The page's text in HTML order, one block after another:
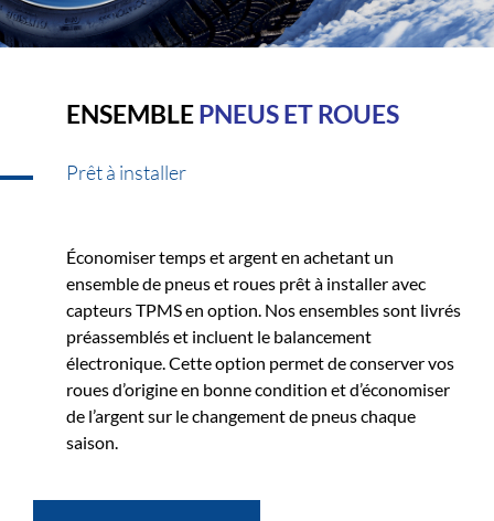
ENSEMBLEPNEUS ET ROUES
Prêt à installer
Économiser temps et argent en achetant un
ensemble de pneus et roues prêt à installer avec
capteurs TPMS en option. Nos ensembles sont livrés
préassemblés et incluent le balancement
électronique. Cette option permet de conserver vos
roues d’origine en bonne condition et d’économiser
de l’argent sur le changement de pneus chaque
saison.